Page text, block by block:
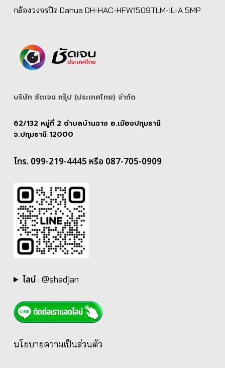
กล้องวงจรปิด Dahua DH-HAC-HFW1509TLM-IL-A 5MP
บริษัท ชัดเจน กรุ๊ป (ประเทศไทย) จํากัด
62/132 หมู่ที่ 2 ตำบลบ้านฉาง อ.เมืองปทุมธานี
จ.ปทุมธานี 12000
โทร. 099-219-4445 หรือ 087-705-0909
ไลน์: @shadjan
นโยบายความเป็นส่วนตัว